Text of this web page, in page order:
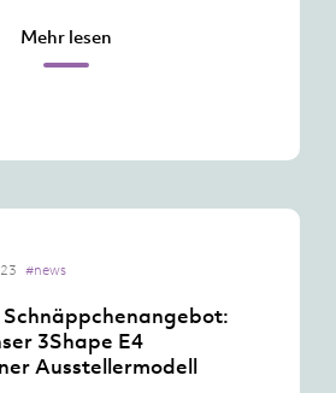
Mehr lesen
#news
Schnäppchenangebot:
3Shape E4
Ausstellermodell